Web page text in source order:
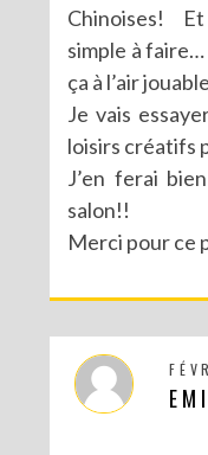
Chinoises!
simple à
ça à l’air
Je vais
loisirs créatifs
J’en ferai
salon!!
Merci pour ce